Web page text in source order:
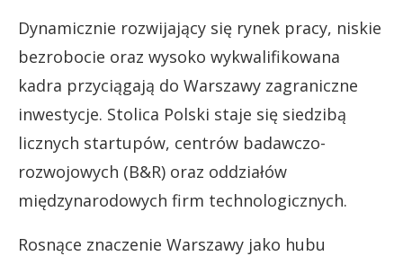
Dynamicznie rozwijający się rynek pracy, niskie
bezrobocie oraz wysoko wykwalifikowana
kadra przyciągają do Warszawy zagraniczne
inwestycje. Stolica Polski staje się siedzibą
licznych startupów, centrów badawczo-
rozwojowych (B&R) oraz oddziałów
międzynarodowych firm technologicznych.
Rosnące znaczenie Warszawy jako hubu